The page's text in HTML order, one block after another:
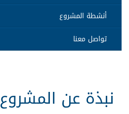
أنشطة المشروع
تواصل معنا
نبذة عن المشروع